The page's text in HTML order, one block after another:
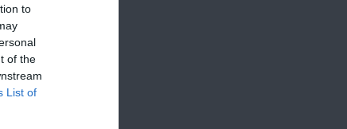
to
of the
List of